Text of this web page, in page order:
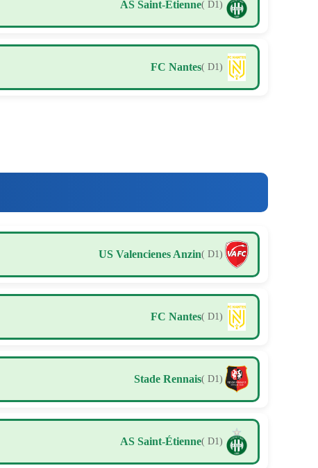
AS Saint-Étienne( D1)
FC Nantes( D1)
US Valencienes Anzin( D1)
FC Nantes( D1)
Stade Rennais( D1)
AS Saint-Étienne( D1)